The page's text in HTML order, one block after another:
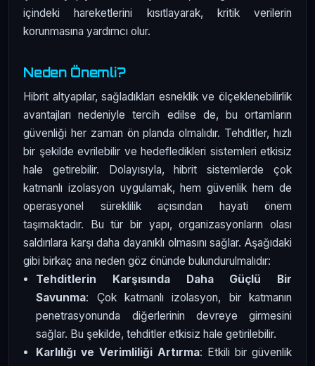
içindeki hareketlerini kısıtlayarak, kritik verilerin
korunmasına yardımcı olur.
Neden Önemli?
Hibrit altyapılar, sağladıkları esneklik ve ölçeklenebilirlik
avantajları nedeniyle tercih edilse de, bu ortamların
güvenliği her zaman ön planda olmalıdır. Tehditler, hızlı
bir şekilde evrilebilir ve hedefledikleri sistemleri etkisiz
hale getirebilir. Dolayısıyla, hibrit sistemlerde çok
katmanlı izolasyon uygulamak, hem güvenlik hem de
operasyonel süreklilik açısından hayati önem
taşımaktadır. Bu tür bir yapı, organizasyonların olası
saldırılara karşı daha dayanıklı olmasını sağlar. Aşağıdaki
gibi birkaç ana neden göz önünde bulundurulmalıdır:
Tehditlerin Karşısında Daha Güçlü Bir
Savunma: Çok katmanlı izolasyon, bir katmanın
penetrasyonunda diğerlerinin devreye girmesini
sağlar. Bu şekilde, tehditler etkisiz hale getirilebilir.
Karlılığı ve Verimliliği Artırma: Etkili bir güvenlik